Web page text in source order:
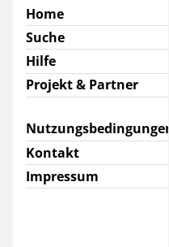
Home
Suche
Hilfe
Projekt & Partner
Nutzungsbedingungen
Kontakt
Impressum